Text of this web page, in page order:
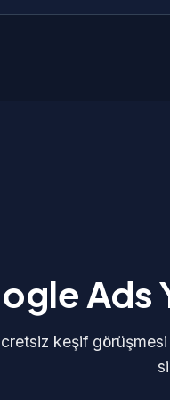
dahildir.
Ads
keşif